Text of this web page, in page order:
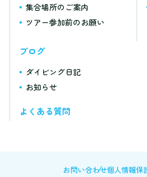
集合場所のご案内
ツアー参加前のお願い
ブログ
ダイビング日記
お知らせ
よくある質問
お問い合わせ個人情報保